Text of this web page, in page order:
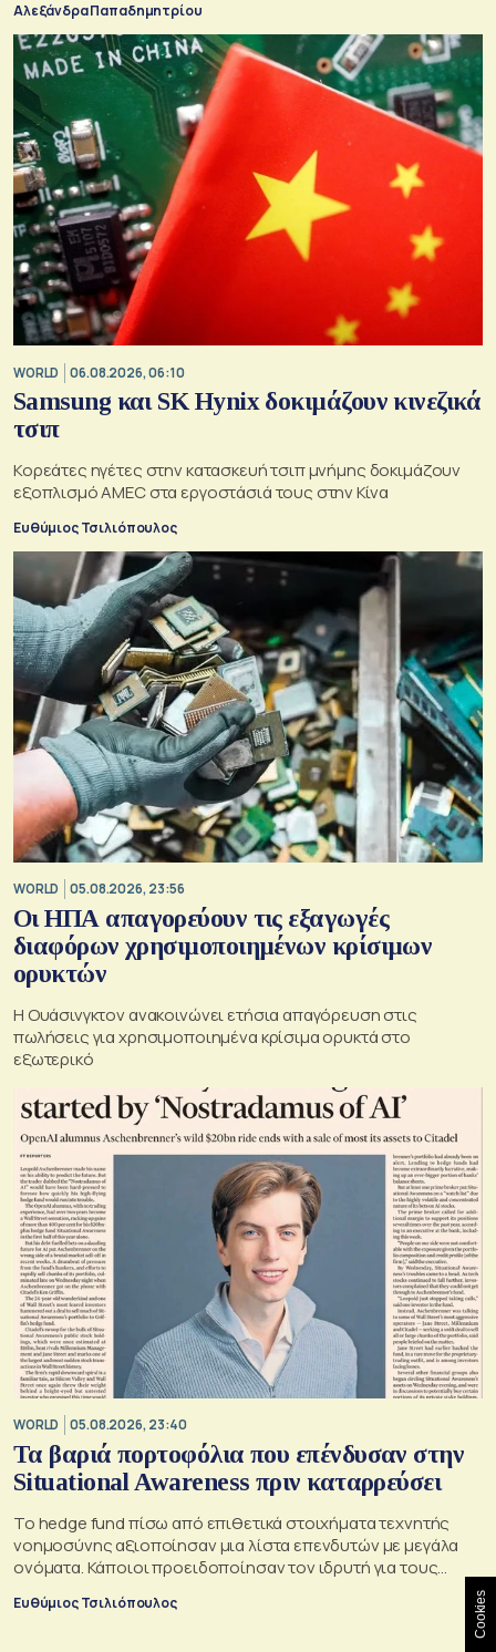
Αλεξάνδρα Παπαδημητρίου
WORLD 06.08.2026, 06:10
Samsung και SK Hynix δοκιμάζουν κινεζικά
τσιπ
Κορεάτες ηγέτες στην κατασκευή τσιπ μνήμης δοκιμάζουν
εξοπλισμό AMEC στα εργοστάσιά τους στην Κίνα
Ευθύμιος Τσιλιόπουλος
WORLD 05.08.2026, 23:56
Οι ΗΠΑ απαγορεύουν τις εξαγωγές
διαφόρων χρησιμοποιημένων κρίσιμων
ορυκτών
Η Ουάσινγκτον ανακοινώνει ετήσια απαγόρευση στις
πωλήσεις για χρησιμοποιημένα κρίσιμα ορυκτά στο
εξωτερικό
WORLD 05.08.2026, 23:40
Τα βαριά πορτοφόλια που επένδυσαν στην
Situational Awareness πριν καταρρεύσει
Το hedge fund πίσω από επιθετικά στοιχήματα τεχνητής
νοημοσύνης αξιοποίησαν μια λίστα επενδυτών με μεγάλα
ονόματα. Κάποιοι προειδοποίησαν τον ιδρυτή για τους
Ευθύμιος Τσιλιόπουλος Cookies